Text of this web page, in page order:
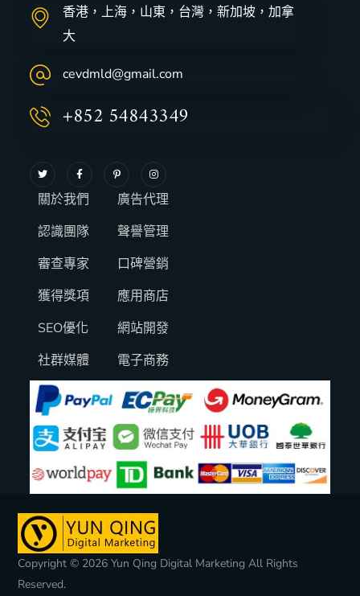
香港，上海，山東，台灣，新加坡，加拿
大
cevdmld@gmail.com
+852 54843349
關於我們
認識團隊
審查專家
獲得獎項
SEO優化
社群媒體
廣告代理
聲譽管理
口碑營銷
應用商店
網站開發
電子商務
Copyright © 2026 Yun Qing Digital Marketing All Rights
Reserved.